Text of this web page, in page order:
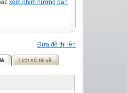
xem phim hướng dẫn
Đưa đề thi lên
Lịch sử tải về